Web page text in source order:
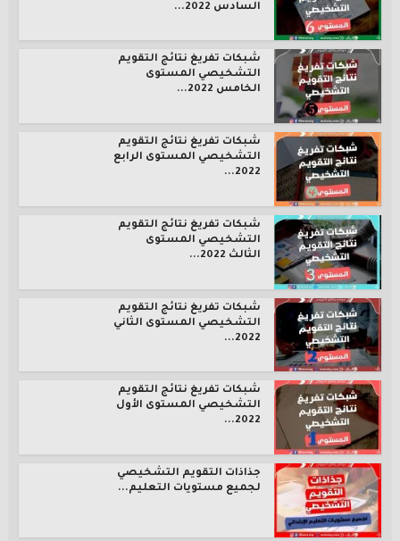
السادس 2022...
شبكات تفريغ نتائج التقويم
التشخيصي المستوى
الخامس 2022...
شبكات تفريغ نتائج التقويم
التشخيصي المستوى الرابع
2022...
شبكات تفريغ نتائج التقويم
التشخيصي المستوى
الثالث 2022...
شبكات تفريغ نتائج التقويم
التشخيصي المستوى الثاني
2022...
شبكات تفريغ نتائج التقويم
التشخيصي المستوى الأول
2022...
جذاذات التقويم التشخيصي
لجميع مستويات التعليم...